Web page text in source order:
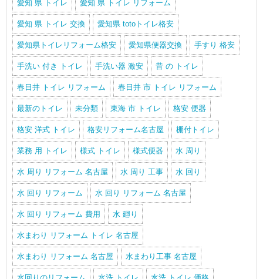
愛知 県 トイレ 愛知 県 トイレ リフォーム
愛知 県 トイレ 交換 愛知県 totoトイレ格安
愛知県トイレリフォーム格安 愛知県便器交換 手すり 格安
手洗い 付き トイレ 手洗い器 激安 昔 の トイレ
春日井 トイレ リフォーム 春日井 市 トイレ リフォーム
最新のトイレ 未分類 東海 市 トイレ 格安 便器
格安 洋式 トイレ 格安リフォーム名古屋 棚付トイレ
業務 用 トイレ 様式 トイレ 様式便器 水 周り
水 周り リフォーム 名古屋 水 周り 工事 水 回り
水 回り リフォーム 水 回り リフォーム 名古屋
水 回り リフォーム 費用 水 廻り
水まわり リフォーム トイレ 名古屋
水まわり リフォーム 名古屋 水まわり工事 名古屋